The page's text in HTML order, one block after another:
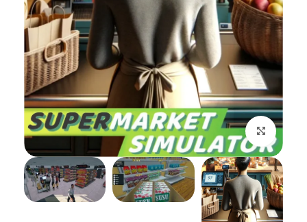
بزرگنمایی تصویر